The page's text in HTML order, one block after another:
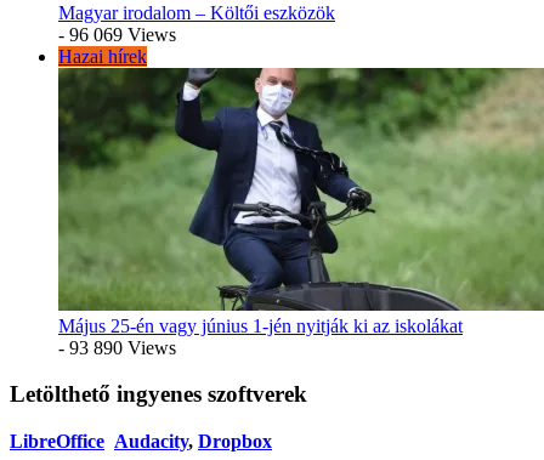
Magyar irodalom – Költői eszközök
- 96 069 Views
Hazai hírek
Május 25-én vagy június 1-jén nyitják ki az iskolákat
- 93 890 Views
Letölthető ingyenes szoftverek
LibreOffice Audacity, Dropbox